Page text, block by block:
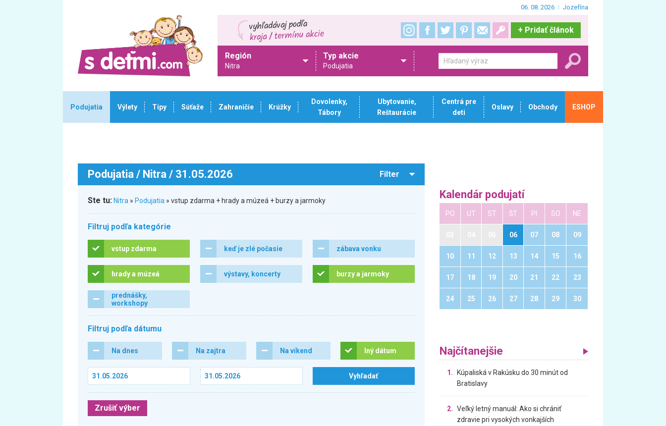
06. 08. 2026 Jozefína
+ Pridať článok
Región
Nitra
Typ akcie
Podujatia
Podujatia Výlety Tipy Súťaže Zahraničie Krúžky
Dovolenky,
Tábory
Ubytovanie,
Reštaurácie
Centrá pre
deti
Oslavy Obchody ESHOP
Podujatia / Nitra / 31.05.2026 Filter
Ste tu: Nitra » Podujatia » vstup zdarma + hrady a múzeá + burzy a jarmoky
Filtruj podľa kategórie
vstup zdarma keď je zlé počasie zábava vonku
hrady a múzeá výstavy, koncerty burzy a jarmoky
prednášky,
workshopy
Filtruj podľa dátumu
Na dnes Na zajtra Na víkend Iný dátum
Zrušiť výber
Kalendár podujatí
PO UT ST ŠT PI SO NE
06 07 08 09
10 11 12 13 14 15 16
17 18 19 20 21 22 23
24 25 26 27 28 29 30
Najčítanejšie
1.
Kúpaliská v Rakúsku do 30 minút od
Bratislavy
2. Veľký letný manuál: Ako si chrániť
zdravie pri vysokých vonkajších